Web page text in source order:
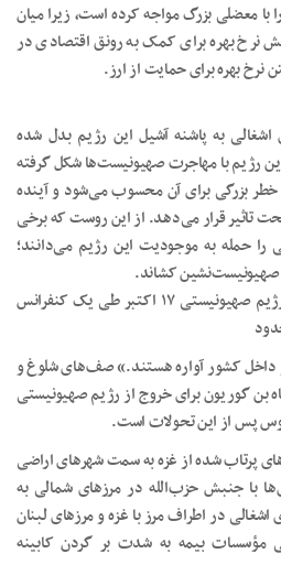
با معضلی بزرگ مواجه کرده است، زیرا میان
نرخ بهره برای کمک به رونق اقتصادی در
نرخ بهره برای حمایت از ارز.
به پاشنه آشیل این رژیم بدل شده
رژیم با مهاجرت صهیونیست‌ها شکل گرفته
بزرگی برای آن محسوب می‌شود و آینده
تاثیر قرار می‌دهد. از این روست که برخی
را حمله به موجودیت این رژیم می‌دانند؛
صهیونیست‌نشین کشاند.
در همین رابطه، سخنگوی ارتش رژیم صهیونیستی ۱۷ اکتبر طی یک کنفرانس
داخل کشور آواره هستند.» صف‌های شلوغ و
بن گوریون برای خروج از رژیم صهیونیستی
پس از این تحولات است.
پرتاب شده از غزه به سمت شهرهای اراضی
با جنبش حزب‌الله در مرزهای شمالی به
در اطراف مرز با غزه و مرزهای لبنان
مؤسسات بیمه به شدت بر گردن کابینه